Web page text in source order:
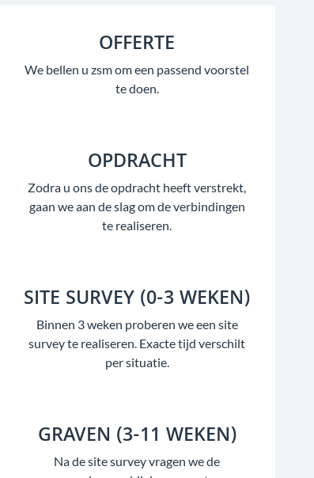
OFFERTE
We bellen u zsm om een passend voorstel
te doen.
OPDRACHT
Zodra u ons de opdracht heeft verstrekt,
gaan we aan de slag om de verbindingen
te realiseren.
SITE SURVEY (0-3 WEKEN)
Binnen 3 weken proberen we een site
survey te realiseren. Exacte tijd verschilt
per situatie.
GRAVEN (3-11 WEKEN)
Na de site survey vragen we de